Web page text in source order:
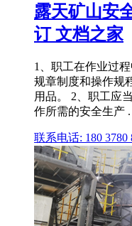
露天矿山安
订 文档之家
1、职工在作业过
规章制度和操作规
用品。 2、职工应
作所需的安全生产 .
联系电话: 180 3780